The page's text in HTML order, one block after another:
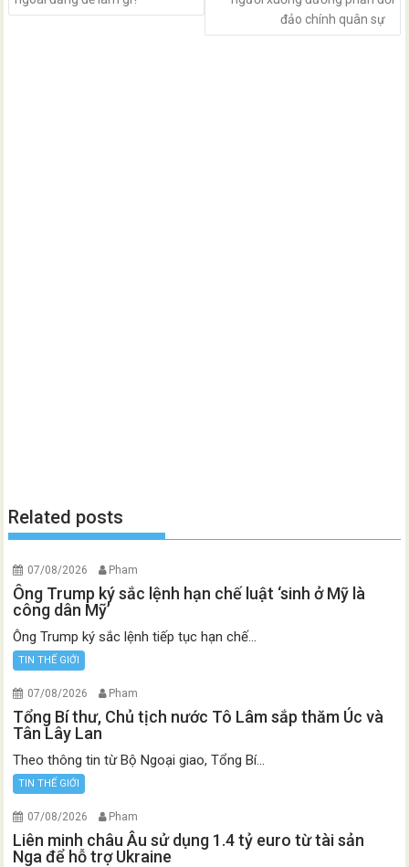
đảo chính quân sự
Related posts
07/08/2026 Pham
Ông Trump ký sắc lệnh hạn chế luật ‘sinh ở Mỹ là
công dân Mỹ’
Ông Trump ký sắc lệnh tiếp tục hạn chế...
TIN THẾ GIỚI
07/08/2026 Pham
Tổng Bí thư, Chủ tịch nước Tô Lâm sắp thăm Úc và
Tân Lây Lan
Theo thông tin từ Bộ Ngoại giao, Tổng Bí...
TIN THẾ GIỚI
07/08/2026 Pham
Liên minh châu Âu sử dụng 1.4 tỷ euro từ tài sản
Nga để hỗ trợ Ukraine